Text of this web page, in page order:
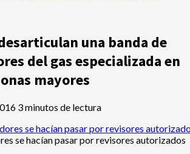
una banda de
del gas especializada en
mayores
3 minutos de lectura
se hacían pasar por revisores autorizados